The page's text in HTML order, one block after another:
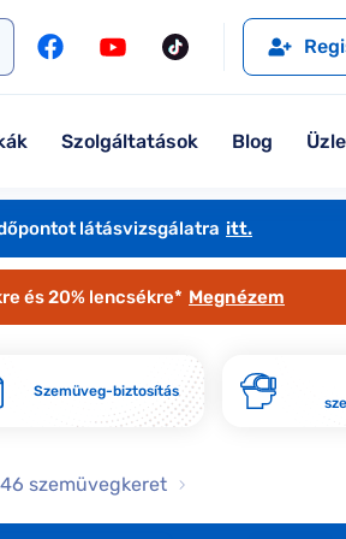
Szolgáltatások Blog
Jimmy Choo
További márkáink megtekintése
Komplett 20% minden
látásvizsgálatra itt.
és 20% lencsékre* Megnézem
Szemüveg-biztosítás
szemüvegkeret